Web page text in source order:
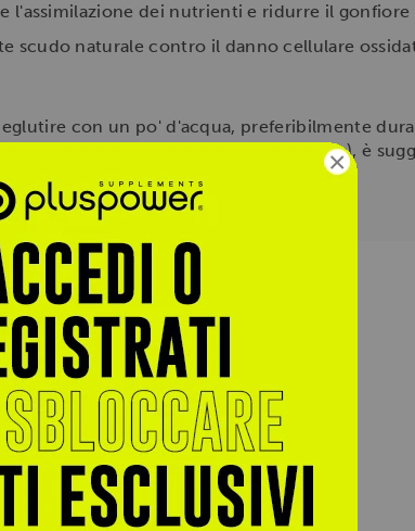
×
l'assimilazione dei nutrienti e ridurre il
scudo naturale contro il danno cellulare
con un po' d'acqua, preferibilmente
(che è una molecola liposolubile), è